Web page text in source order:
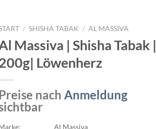
/ SHISHA TABAK / AL MASSIVA
Massiva | Shisha Tabak |
Löwenherz
Preise nach Anmeldung
Al Massiva